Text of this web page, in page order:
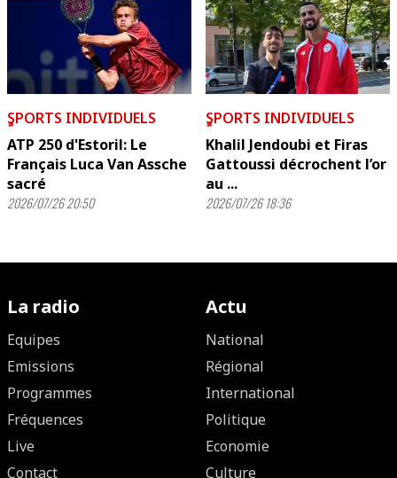
ٍSPORTS INDIVIDUELS
ATP 250 d'Estoril: Le
Français Luca Van Assche
sacré
2026/07/26 20:50
ٍSPORTS INDIVIDUELS
Khalil Jendoubi et Firas
Gattoussi décrochent l’or
au ...
2026/07/26 18:36
La radio
Equipes
Emissions
Programmes
Fréquences
Live
Contact
Actu
National
Régional
International
Politique
Economie
Culture